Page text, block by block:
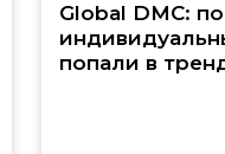
Global DMC:
попали в